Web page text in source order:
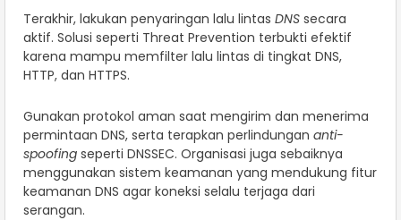
Terakhir, lakukan penyaringan lalu lintas DNS secara
aktif. Solusi seperti Threat Prevention terbukti efektif
karena mampu memfilter lalu lintas di tingkat DNS,
HTTP, dan HTTPS.
Gunakan protokol aman saat mengirim dan menerima
permintaan DNS, serta terapkan perlindungan anti-
spoofing seperti DNSSEC. Organisasi juga sebaiknya
menggunakan sistem keamanan yang mendukung fitur
keamanan DNS agar koneksi selalu terjaga dari
serangan.